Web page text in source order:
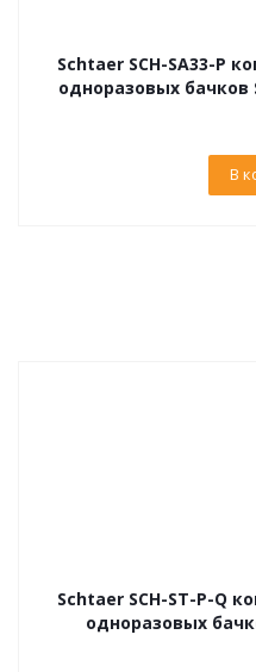
Schtaer SCH-SA33-P
одноразовых бачков
В
Schtaer SCH-ST-P-Q
одноразовых